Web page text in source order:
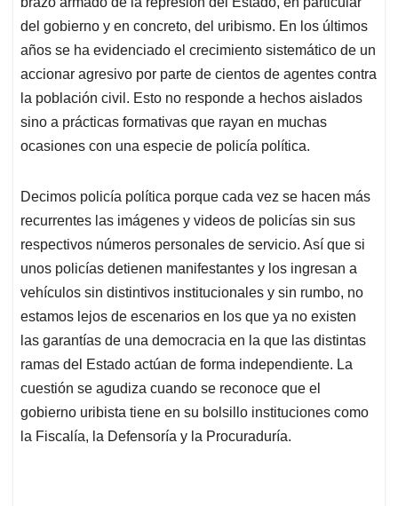
A
p
p
o
o
k
d
I
n
d
s
del gobierno y en concreto, del uribismo. En los últimos
años se ha evidenciado el crecimiento sistemático de un
accionar agresivo por parte de cientos de agentes contra
la población civil. Esto no responde a hechos aislados
sino a prácticas formativas que rayan en muchas
ocasiones con una especie de policía política.
Decimos policía política porque cada vez se hacen más
recurrentes las imágenes y videos de policías sin sus
respectivos números personales de servicio. Así que si
unos policías detienen manifestantes y los ingresan a
vehículos sin distintivos institucionales y sin rumbo, no
estamos lejos de escenarios en los que ya no existen
las garantías de una democracia en la que las distintas
ramas del Estado actúan de forma independiente. La
cuestión se agudiza cuando se reconoce que el
gobierno uribista tiene en su bolsillo instituciones como
la Fiscalía, la Defensoría y la Procuraduría.